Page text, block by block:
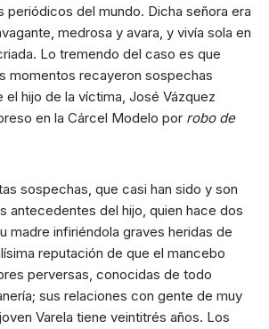
periódicos del mundo. Dicha señora era
medrosa y avara, y vivía sola en
Lo tremendo del caso es que
momentos recayeron sospechas
hijo de la víctima, José Vázquez
en la Cárcel Modelo por robo de
sospechas, que casi han sido y son
antecedentes del hijo, quien hace dos
madre infiriéndola graves heridas de
reputación de que el mancebo
perversas, conocidas de todo
sus relaciones con gente de muy
Varela tiene veintitrés años. Los